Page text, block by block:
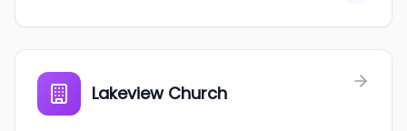
Lakeview Church